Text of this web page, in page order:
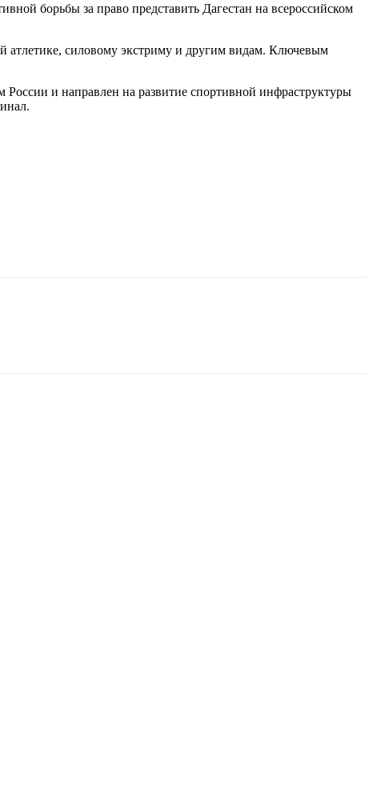
борьбы за право представить Дагестан на всероссийском
атлетике, силовому экстриму и другим видам. Ключевым
и направлен на развитие спортивной инфраструктуры